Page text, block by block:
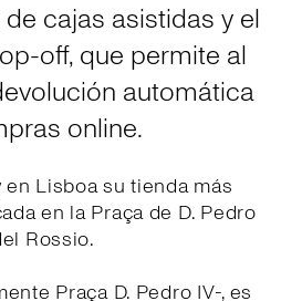
cajas asistidas y el
off, que permite al
automática
online.
Lisboa su tienda más
en la Praça de D. Pedro
Rossio.
Praça D. Pedro IV-, es